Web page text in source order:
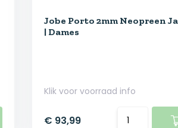
Jobe Porto 2mm Neopreen
| Dames
Klik voor voorraad info
€ 93,99